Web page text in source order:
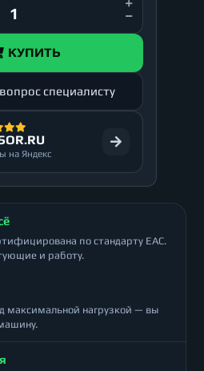
КУПИТЬ
специалисту
на Яндекс
по стандарту ЕАС.
и работу.
максимальной нагрузкой — вы